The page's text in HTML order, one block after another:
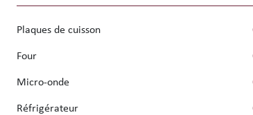
Plaques de cuisson
Four
Micro-onde
Réfrigérateur